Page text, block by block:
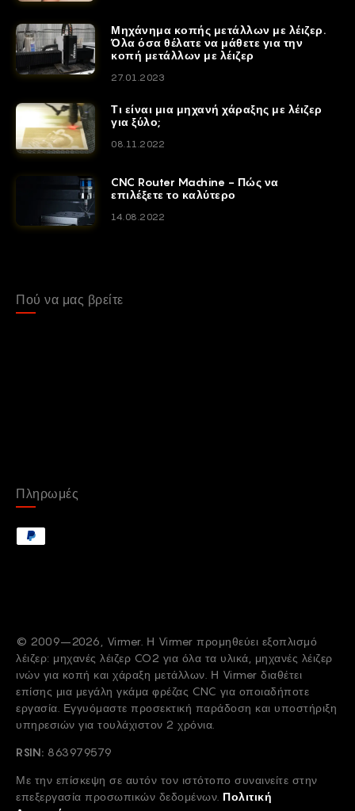
Μηχάνημα κοπής μετάλλων με λέιζερ.
Όλα όσα θέλατε να μάθετε για την
κοπή μετάλλων με λέιζερ
27.01.2023
Τι είναι μια μηχανή χάραξης με λέιζερ
για ξύλο;
08.11.2022
CNC Router Machine - Πώς να
επιλέξετε το καλύτερο
14.08.2022
Πού να μας βρείτε
Πληρωμές
© 2009–2026, Virmer. Η Virmer προμηθεύει εξοπλισμό
λέιζερ: μηχανές λέιζερ CO2 για όλα τα υλικά, μηχανές λέιζερ
ινών για κοπή και χάραξη μετάλλων. Η Virmer διαθέτει
επίσης μια μεγάλη γκάμα φρέζας CNC για οποιαδήποτε
εργασία. Εγγυόμαστε προσεκτική παράδοση και υποστήριξη
υπηρεσιών για τουλάχιστον 2 χρόνια.
RSIN: 863979579
Με την επίσκεψη σε αυτόν τον ιστότοπο συναινείτε στην
επεξεργασία προσωπικών δεδομένων. Πολιτική